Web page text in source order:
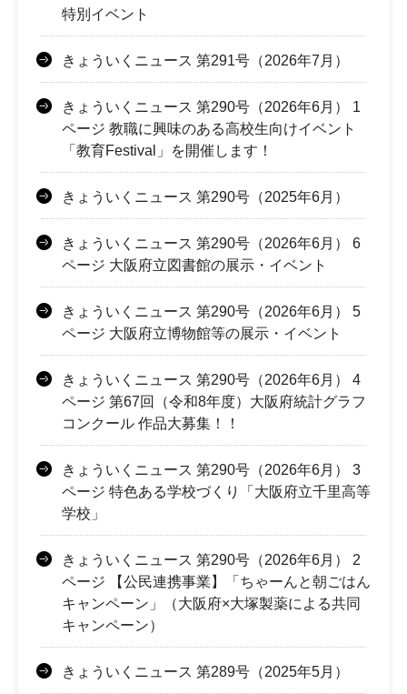
特別イベント
きょういくニュース 第291号（2026年7月）
きょういくニュース 第290号（2026年6月） 1
ページ 教職に興味のある高校生向けイベント
「教育Festival」を開催します！
きょういくニュース 第290号（2025年6月）
きょういくニュース 第290号（2026年6月） 6
ページ 大阪府立図書館の展示・イベント
きょういくニュース 第290号（2026年6月） 5
ページ 大阪府立博物館等の展示・イベント
きょういくニュース 第290号（2026年6月） 4
ページ 第67回（令和8年度）大阪府統計グラフ
コンクール 作品大募集！！
きょういくニュース 第290号（2026年6月） 3
ページ 特色ある学校づくり「大阪府立千里高等
学校」
きょういくニュース 第290号（2026年6月） 2
ページ 【公民連携事業】「ちゃーんと朝ごはん
キャンペーン」（大阪府×大塚製薬による共同
キャンペーン）
きょういくニュース 第289号（2025年5月）